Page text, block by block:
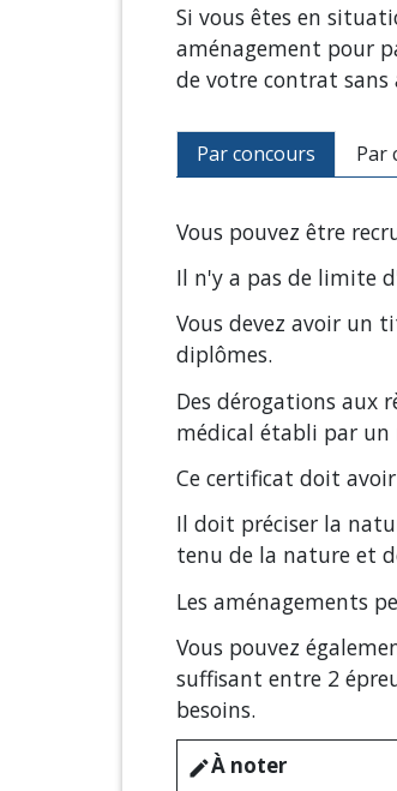
Si vous êtes en
aménagement pour
de votre contrat sans
Par concours Par
Vous pouvez être
Il n'y a pas de limite
Vous devez avoir un
diplômes.
Des dérogations aux
médical établi par un
Ce certificat doit
Il doit préciser la
tenu de la nature et
Les aménagements
Vous pouvez
suffisant entre 2
besoins.
editÀ noter